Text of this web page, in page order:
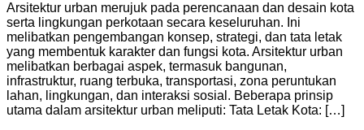
Arsitektur urban merujuk pada perencanaan dan desain kota
serta lingkungan perkotaan secara keseluruhan. Ini
melibatkan pengembangan konsep, strategi, dan tata letak
yang membentuk karakter dan fungsi kota. Arsitektur urban
melibatkan berbagai aspek, termasuk bangunan,
infrastruktur, ruang terbuka, transportasi, zona peruntukan
lahan, lingkungan, dan interaksi sosial. Beberapa prinsip
utama dalam arsitektur urban meliputi: Tata Letak Kota: […]